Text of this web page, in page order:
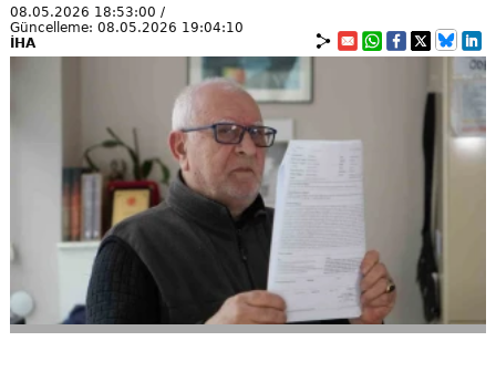
08.05.2026 18:53:00 /
Güncelleme: 08.05.2026 19:04:10
İHA